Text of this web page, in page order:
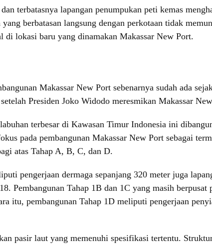
terbatasnya lapangan penumpukan peti kemas
berbatasan langsung dengan perkotaan tidak
lokasi baru yang dinamakan Makassar New Port.
Makassar New Port sebenarnya sudah ada
Presiden Joko Widodo meresmikan Makassar
terbesar di Kawasan Timur Indonesia ini
pada pembangunan Makassar New Port sebagai
atas Tahap A, B, C, dan D.
pengerjaan dermaga sepanjang 320 meter juga
Pembangunan Tahap 1B dan 1C yang masih berpusat
itu, pembangunan Tahap 1D meliputi pengerjaan
pasir laut yang memenuhi spesifikasi tertentu.